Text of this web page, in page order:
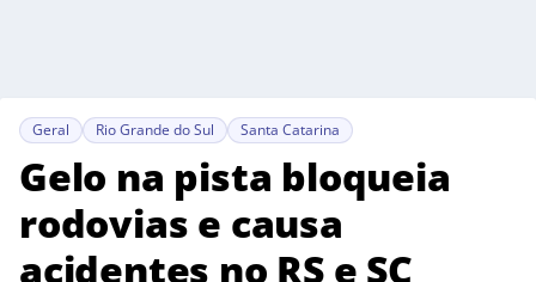
Geral Rio Grande do Sul Santa Catarina
Gelo na pista bloqueia
rodovias e causa
acidentes no RS e SC